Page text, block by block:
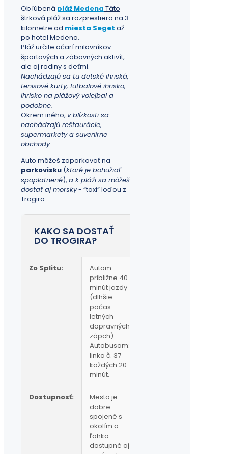
Obľúbená pláž Medena Táto
štrková pláž sa rozprestiera na 3
kilometre od miesta Seget až
po hotel Medena.
Pláž určite očarí milovníkov
športových a zábavných aktivít,
ale aj rodiny s deťmi.
Nachádzajú sa tu detské ihriská,
tenisové kurty, futbalové ihrisko,
ihrisko na plážový volejbal a
podobne.
Okrem iného, v blízkosti sa
nachádzajú reštaurácie,
supermarkety a suvenírne
obchody.
Auto môžeš zaparkovať na
parkovisku (ktoré je bohužiaľ
spoplatnené), a k pláži sa môžeš
dostať aj morsky- “taxi” loďou z
Trogira.
KAKO SA DOSTAŤ
DO TROGIRA?
Zo Splitu:
Autom:
približne 40
minút jazdy
(dlhšie
počas
letných
dopravných
zápch).
Autobusom:
linka č. 37
každých 20
minút.
Dostupnosť:
Mesto je
dobre
spojené s
okolím a
ľahko
dostupné aj